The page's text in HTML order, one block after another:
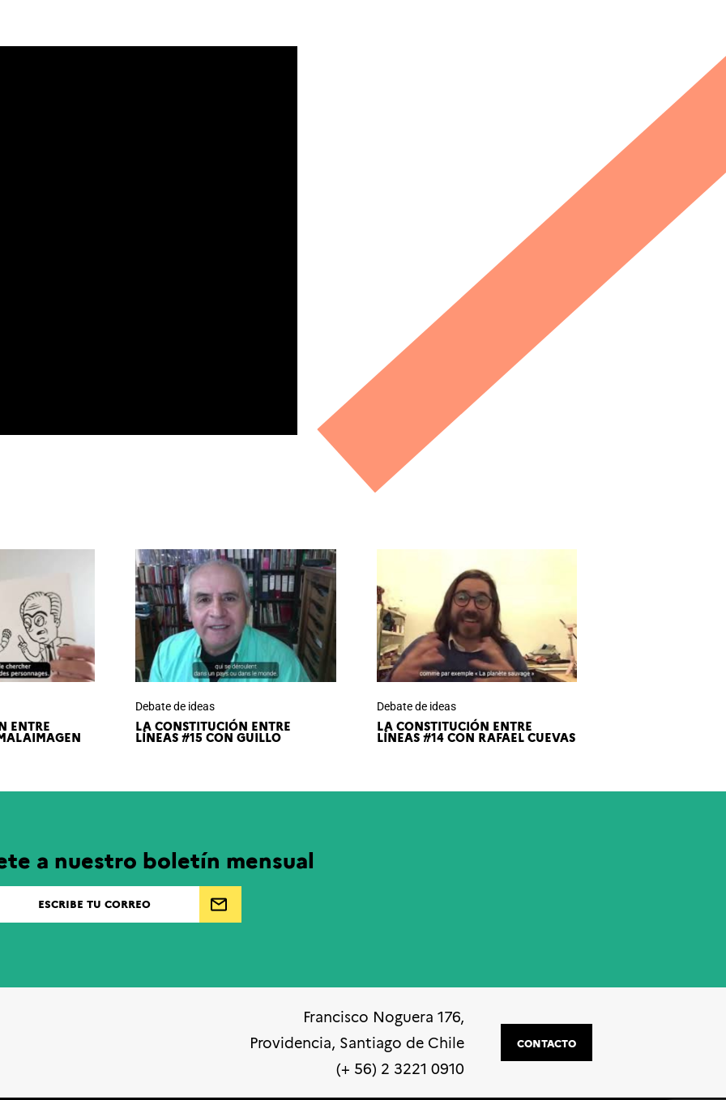
ENTRE
Debate de ideas
LA CONSTITUCIÓN ENTRE
LÍNEAS #15 CON GUILLO
Debate de ideas
LA CONSTITUCIÓN ENTRE
LÍNEAS #14 CON RAFAEL CUEVAS
a nuestro boletín mensual
Francisco Noguera 176,
Providencia, Santiago de Chile
(+ 56) 2 3221 0910
CONTACTO